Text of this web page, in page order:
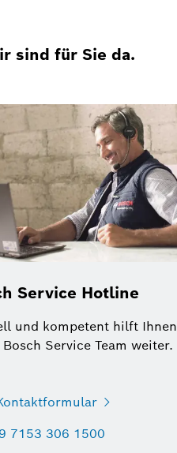
sind für Sie da.
Service Hotline
und kompetent hilft Ihnen
Service Team weiter.
7153 306 1500